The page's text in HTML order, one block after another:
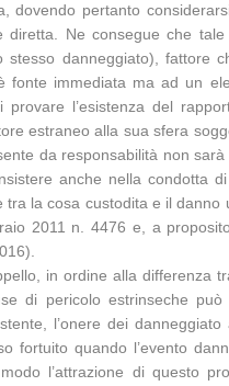
dovendo pertanto
Ne consegue che
danneggiato), fattore
immediata ma ad un
provare l’esistenza del
estraneo alla sua sfera
da responsabilità non
anche nella condotta
la cosa custodita e il
2011 n. 4476 e, a
in ordine alla
di pericolo estrinseche
l’onere dei
fortuito quando l’evento
l’attrazione di questo